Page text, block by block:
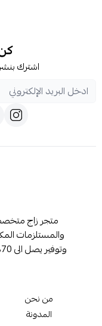
اشترك
متجر زاج
والمستلزمات
من نحن
المدونة